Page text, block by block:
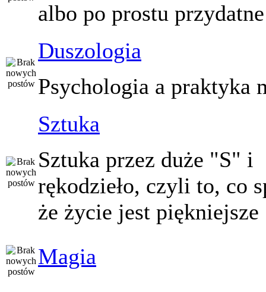
albo po prostu
Duszologia
Psychologia a praktyka
Sztuka
Sztuka przez duże "S" i
rękodzieło, czyli to, co
że życie jest piękniejsze
Magia